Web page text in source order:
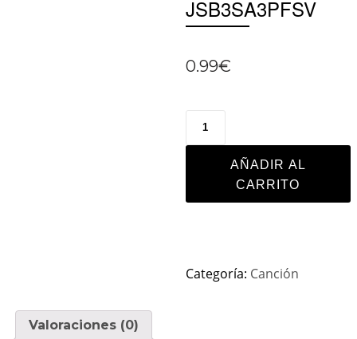
JSB3SA3PFSV
0.99€
AÑADIR AL
CARRITO
Categoría: Canción
Valoraciones (0)